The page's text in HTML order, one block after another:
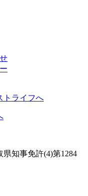
知事免許(4)第1284